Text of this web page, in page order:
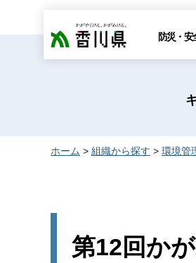
香川県 防災・安
ホーム > 組織から探す > 環境管
第12回か